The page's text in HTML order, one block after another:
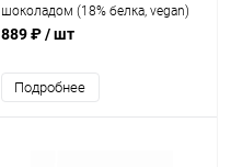
шоколадом (18% белка, vegan)
"Bionova" / коробка 14шт х 40 г
889 ₽/ шт
Подробнее